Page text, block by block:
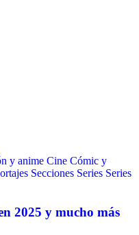
y anime Cine Cómic y
Secciones Series Series
2025 y mucho más